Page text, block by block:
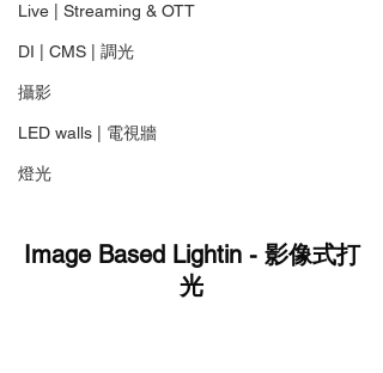
Live | Streaming & OTT
DI | CMS | 調光
攝影
LED walls | 電視牆
燈光
Image Based Lightin - 影像式打
光